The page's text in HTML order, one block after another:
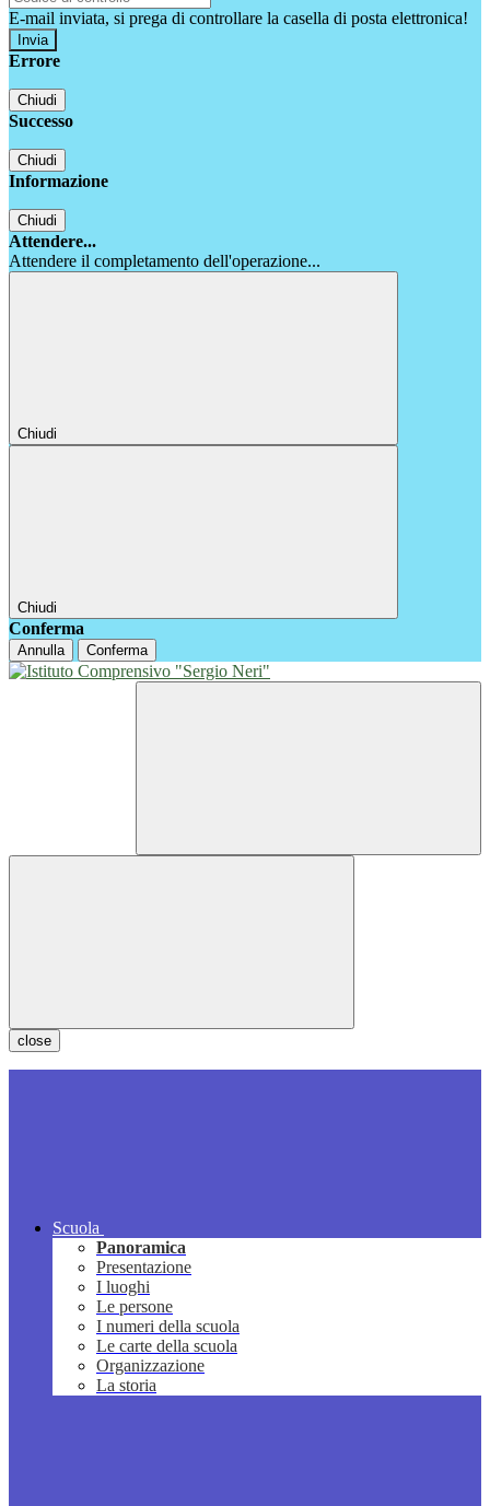
E-mail inviata, si prega di controllare la casella di posta elettronica!
Errore
Chiudi
Successo
Chiudi
Informazione
Chiudi
Attendere...
Attendere il completamento dell'operazione...
Chiudi
Chiudi
Conferma
Annulla Conferma
close
Scuola
Panoramica
Presentazione
I luoghi
Le persone
I numeri della scuola
Le carte della scuola
Organizzazione
La storia